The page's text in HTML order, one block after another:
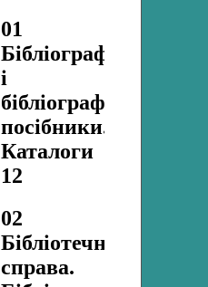
01
Бібліографія
і
бібліографічні
посібники.
Каталоги
12
02
Бібліотечна
справа.